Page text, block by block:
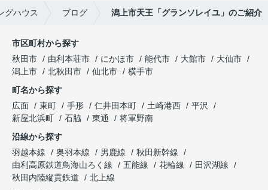
グハウス ブログ 潟上市天王「グランソレイユ」のご紹介
市区町村から探す
秋田市
由利本荘市 にかほ市 能代市 大館市
大仙市
潟上市
北秋田市 仙北市
横手市
町名から探す
広面
東町 手形 仁井田本町 土崎港西
平沢
新屋北浜町
石脇 東通
将軍野南
沿線から探す
羽越本線
奥羽本線 男鹿線
秋田新幹線
由利高原鉄道鳥海山ろく線
五能線 花輪線
田沢湖線
秋田内陸縦貫鉄道
北上線